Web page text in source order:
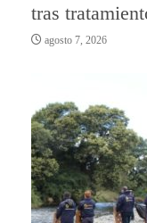
tras
agosto 7, 2026